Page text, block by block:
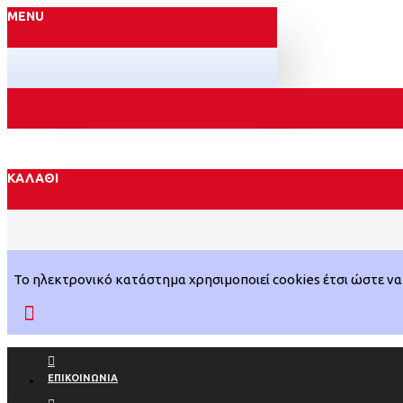
MENU
ΚΑΛΆΘΙ
Το ηλεκτρονικό κατάστημα χρησιμοποιεί cookies έτσι ώστε
ΕΠΙΚΟΙΝΩΝΊΑ